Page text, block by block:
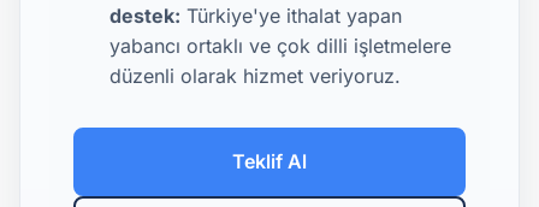
destek: Türkiye'ye ithalat yapan
yabancı ortaklı ve çok dilli işletmelere
düzenli olarak hizmet veriyoruz.
Teklif Al